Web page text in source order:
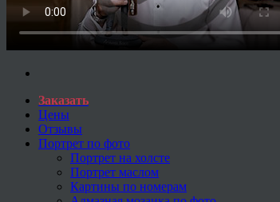
Заказать
Цены
Отзывы
Портрет по фото
Портрет на холсте
Портрет маслом
Картины по номерам